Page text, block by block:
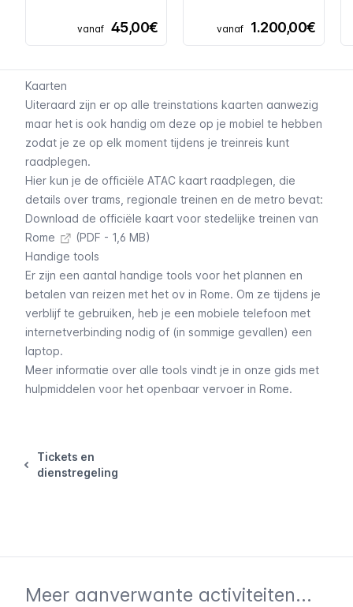
vanaf 45,00€ vanaf 1.200,00€
Kaarten
Uiteraard zijn er op alle treinstations kaarten aanwezig
maar het is ook handig om deze op je mobiel te hebben
zodat je ze op elk moment tijdens je treinreis kunt
raadplegen.
Hier kun je de officiële ATAC kaart raadplegen, die
details over trams regionale treinen en de metro bevat:
Download de officiële kaart voor stedelijke treinen van
Rome
(PDF - 1,6 MB)
Handige tools
Er zijn een aantal handige tools voor het plannen en
betalen van reizen met het ov in Rome. Om ze tijdens je
verblijf te gebruiken, heb je een mobiele telefoon met
internetverbinding nodig of (in sommige gevallen) een
laptop.
Meer informatie over alle tools vindt je in onze gids met
hulpmiddelen voor het openbaar vervoer in Rome.
Tickets en
dienstregeling
Meer aanverwante activiteiten...